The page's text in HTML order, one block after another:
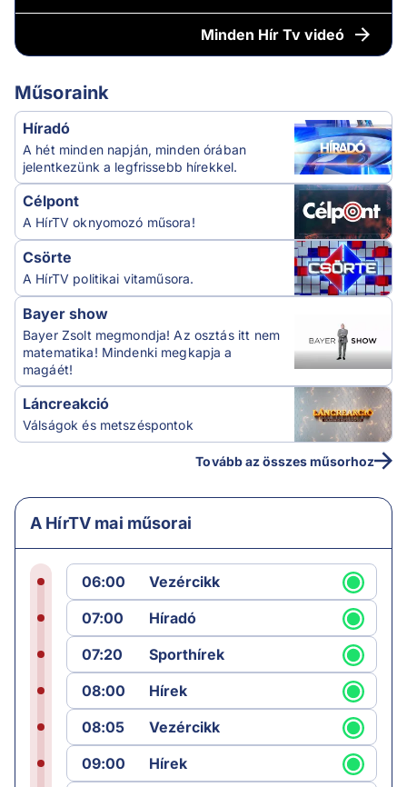
Minden Hír Tv videó
Műsoraink
Híradó
A hét minden napján, minden órában
jelentkezünk a legfrissebb hírekkel.
Célpont
A HírTV oknyomozó műsora!
Csörte
A HírTV politikai vitaműsora.
Bayer show
Bayer Zsolt megmondja! Az osztás itt nem
matematika! Mindenki megkapja a
magáét!
Láncreakció
Válságok és metszéspontok
Tovább az összes műsorhoz
A HírTV mai műsorai
06:00
Vezércikk
07:00
Híradó
07:20
Sporthírek
08:00
Hírek
08:05
Vezércikk
09:00
Hírek